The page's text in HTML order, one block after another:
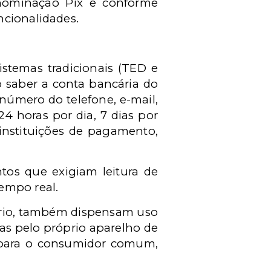
tradicionais (TED e
saber a conta bancária do
do telefone, e-mail,
horas por dia, 7 dias por
de pagamento,
que exigiam leitura de
real.
também dispensam uso
pelo próprio aparelho de
o consumidor comum,